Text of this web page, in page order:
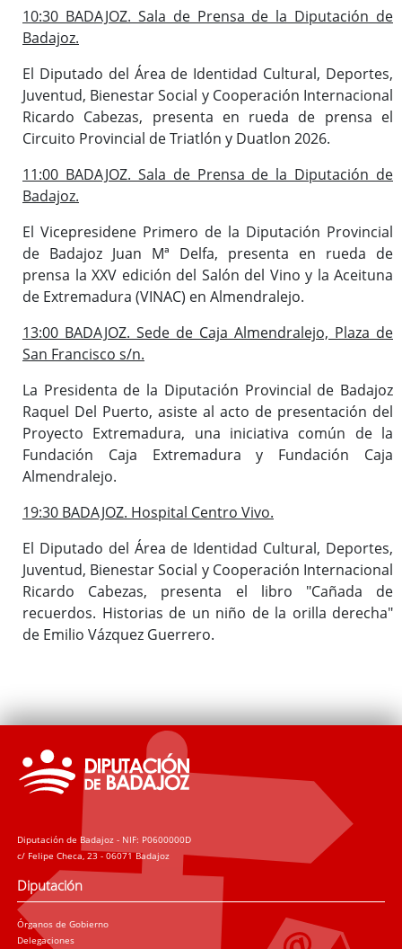
10:30 BADAJOZ. Sala de Prensa de la Diputación de
Badajoz.
El Diputado del Área de Identidad Cultural, Deportes,
Juventud, Bienestar Social y Cooperación Internacional
Ricardo Cabezas, presenta en rueda de prensa el
Circuito Provincial de Triatlón y Duatlon 2026.
11:00 BADAJOZ. Sala de Prensa de la Diputación de
Badajoz.
El Vicepresidene Primero de la Diputación Provincial
de Badajoz Juan Mª Delfa, presenta en rueda de
prensa la XXV edición del Salón del Vino y la Aceituna
de Extremadura (VINAC) en Almendralejo.
13:00 BADAJOZ. Sede de Caja Almendralejo, Plaza de
San Francisco s/n.
La Presidenta de la Diputación Provincial de Badajoz
Raquel Del Puerto, asiste al acto de presentación del
Proyecto Extremadura, una iniciativa común de la
Fundación Caja Extremadura y Fundación Caja
Almendralejo.
19:30 BADAJOZ. Hospital Centro Vivo.
El Diputado del Área de Identidad Cultural, Deportes,
Juventud, Bienestar Social y Cooperación Internacional
Ricardo Cabezas, presenta el libro "Cañada de
recuerdos. Historias de un niño de la orilla derecha"
de Emilio Vázquez Guerrero.
Diputación de Badajoz - NIF: P0600000D
c/ Felipe Checa, 23 - 06071 Badajoz
Diputación
Órganos de Gobierno
Delegaciones